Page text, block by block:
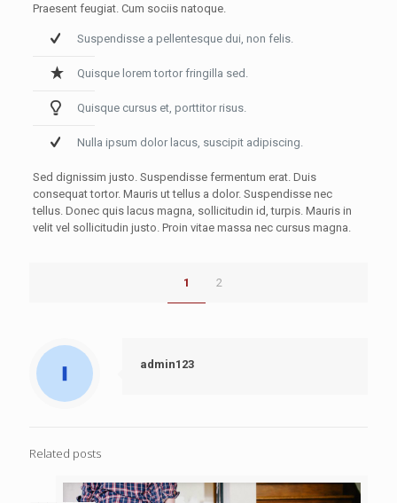
Praesent feugiat. Cum sociis natoque.
Suspendisse a pellentesque dui, non felis.
Quisque lorem tortor fringilla sed.
Quisque cursus et, porttitor risus.
Nulla ipsum dolor lacus, suscipit adipiscing.
Sed dignissim justo. Suspendisse fermentum erat. Duis
consequat tortor. Mauris ut tellus a dolor. Suspendisse nec
tellus. Donec quis lacus magna, sollicitudin id, turpis. Mauris in
velit vel sollicitudin justo. Proin vitae massa nec cursus magna.
1 2
admin123
Related posts